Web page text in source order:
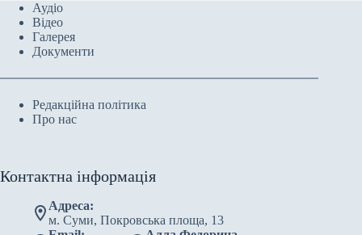
Аудіо
Відео
Галерея
Документи
Редакційна політика
Про нас
Контактна інформація
Адреса:
м. Суми, Покровська площа, 13